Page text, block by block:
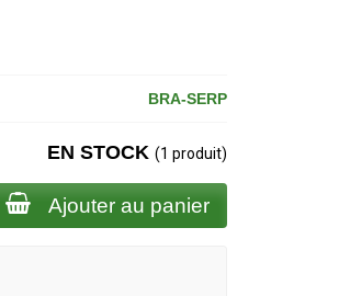
BRA-SERP
EN STOCK (1 produit)
Ajouter au panier